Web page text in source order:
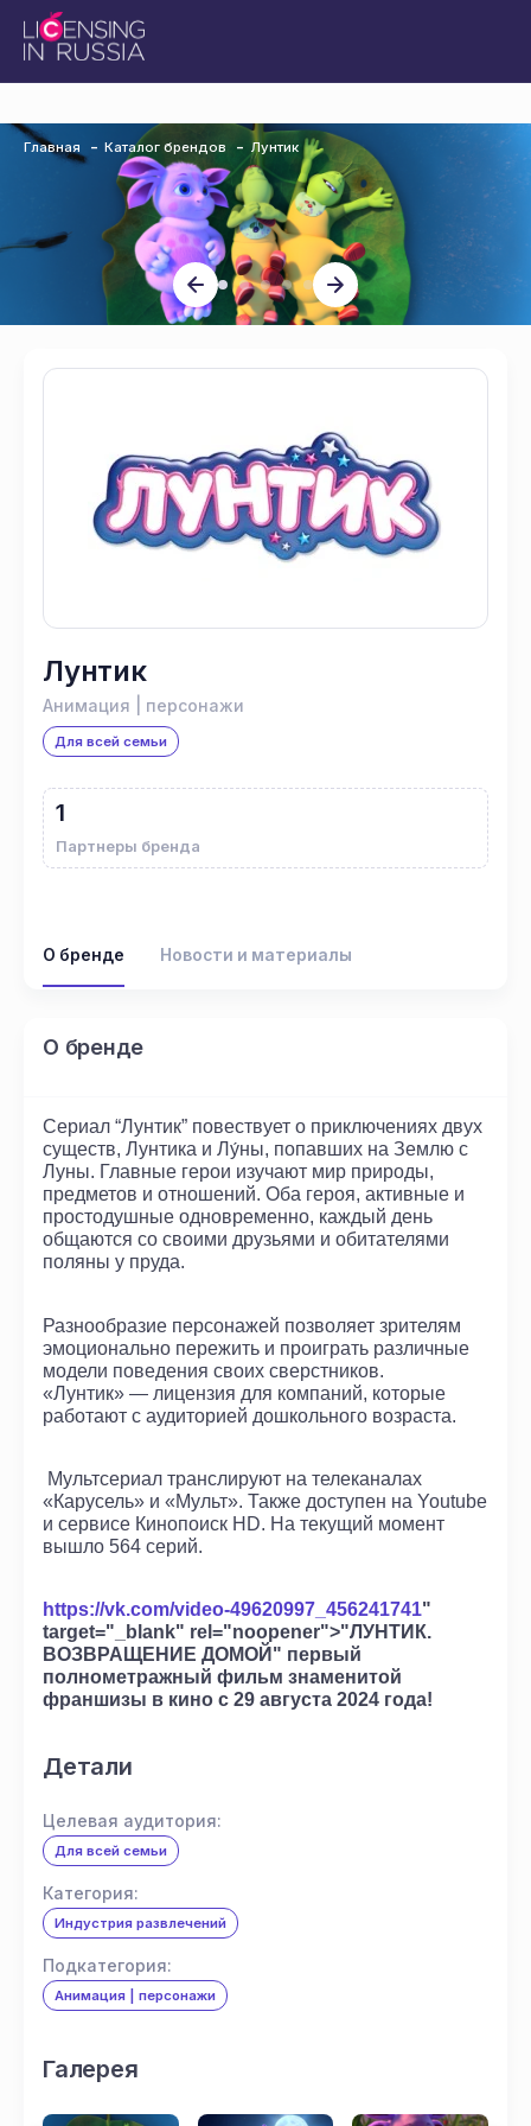
Главная Каталог брендов Лунтик
Лунтик
Анимация | персонажи
Для всей семьи
1
Партнеры бренда
О бренде Новости и материалы
О бренде
Сериал “Лунтик” повествует о приключениях двух
существ, Лунтика и Лу́ны, попавших на Землю с
Луны. Главные герои изучают мир природы,
предметов и отношений. Оба героя, активные и
простодушные одновременно, каждый день
общаются со своими друзьями и обитателями
поляны у пруда.
Разнообразие персонажей позволяет зрителям
эмоционально пережить и проиграть различные
модели поведения своих сверстников.
«Лунтик» — лицензия для компаний, которые
работают с аудиторией дошкольного возраста.
Мультсериал транслируют на телеканалах
«Карусель» и «Мульт». Также доступен на Youtube
и сервисе Кинопоиск HD. На текущий момент
вышло 564 серий.
https://vk.com/video-49620997_456241741"
target="_blank" rel="noopener">"ЛУНТИК.
ВОЗВРАЩЕНИЕ ДОМОЙ" первый
полнометражный фильм знаменитой
франшизы в кино с 29 августа 2024 года!
Детали
Целевая аудитория:
Для всей семьи
Категория:
Индустрия развлечений
Подкатегория:
Анимация | персонажи
Галерея